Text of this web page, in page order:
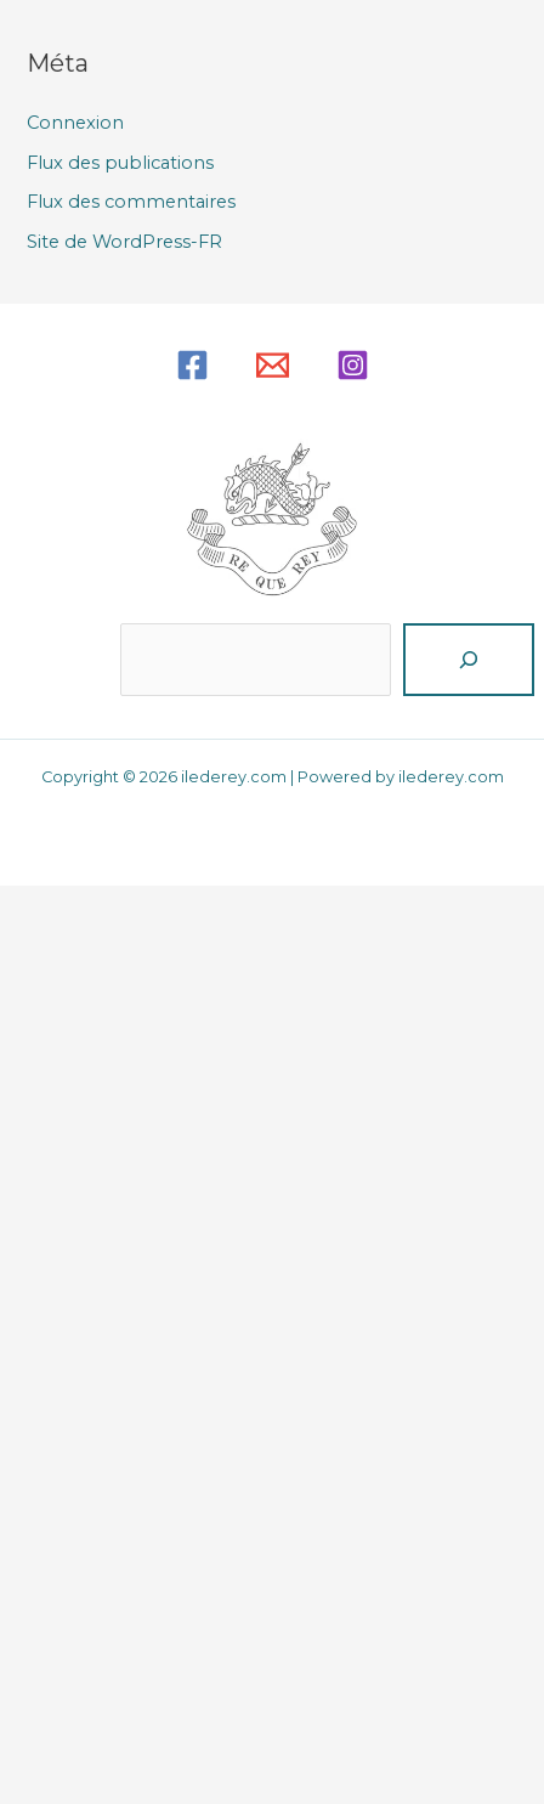
Méta
Connexion
Flux des publications
Flux des commentaires
Site de WordPress-FR
Copyright © 2026 ilederey.com | Powered by ilederey.com